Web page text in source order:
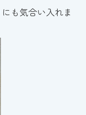
にも気合い入れま